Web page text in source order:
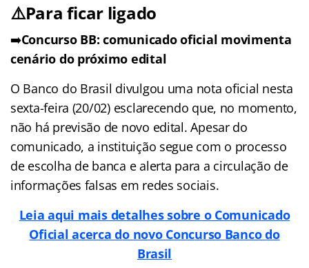
⚠️Para ficar ligado
➡️Concurso BB: comunicado oficial movimenta
cenário do próximo edital
O Banco do Brasil divulgou uma nota oficial nesta
sexta-feira (20/02) esclarecendo que, no momento,
não há previsão de novo edital. Apesar do
comunicado, a instituição segue com o processo
de escolha de banca e alerta para a circulação de
informações falsas em redes sociais.
Leia aqui mais detalhes sobre o Comunicado
Oficial acerca do novo Concurso Banco do
Brasil